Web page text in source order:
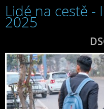
Lidé na cestě -
2025